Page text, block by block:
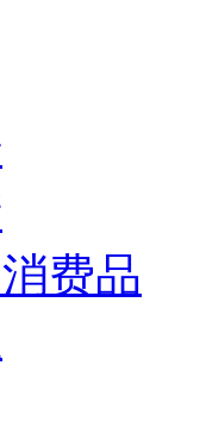
费品